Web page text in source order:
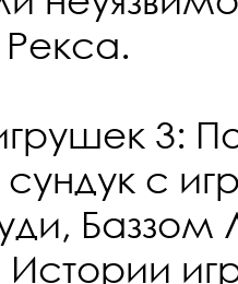
Рекса.
3:
сундук с